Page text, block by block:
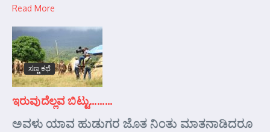
Read More
ಸಣ್ಣ ಕಥೆ
ಇರುವುದೆಲ್ಲವ ಬಿಟ್ಟು………
ಅವಳು ಯಾವ ಹುಡುಗರ ಜೊತ ನಿಂತು ಮಾತನಾಡಿದರೂ